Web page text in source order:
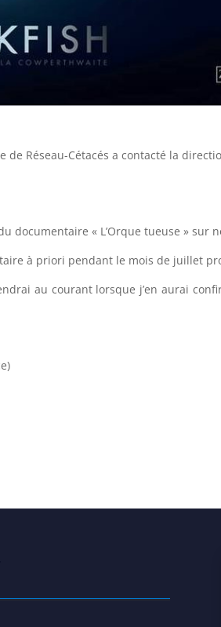
Réseau-Cétacés a contacté la
documentaire « L’Orque tueuse » sur
à priori pendant le mois de juillet
au courant lorsque j’en aurai